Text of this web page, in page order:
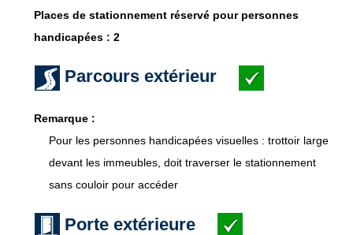
Places de stationnement réservé pour personnes
handicapées : 2
Parcours extérieur
Remarque :
Pour les personnes handicapées visuelles : trottoir large
devant les immeubles, doit traverser le stationnement
sans couloir pour accéder
Porte extérieure